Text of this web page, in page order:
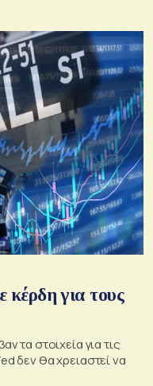
για τους
τα στοιχεία για τις
δεν θα χρειαστεί να